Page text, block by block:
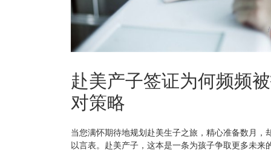
赴美产子签证为何频频
对策略
当您满怀期待地规划赴美生子之旅，精心准备数月
以言表。赴美产子，这本是一条为孩子争取更多未